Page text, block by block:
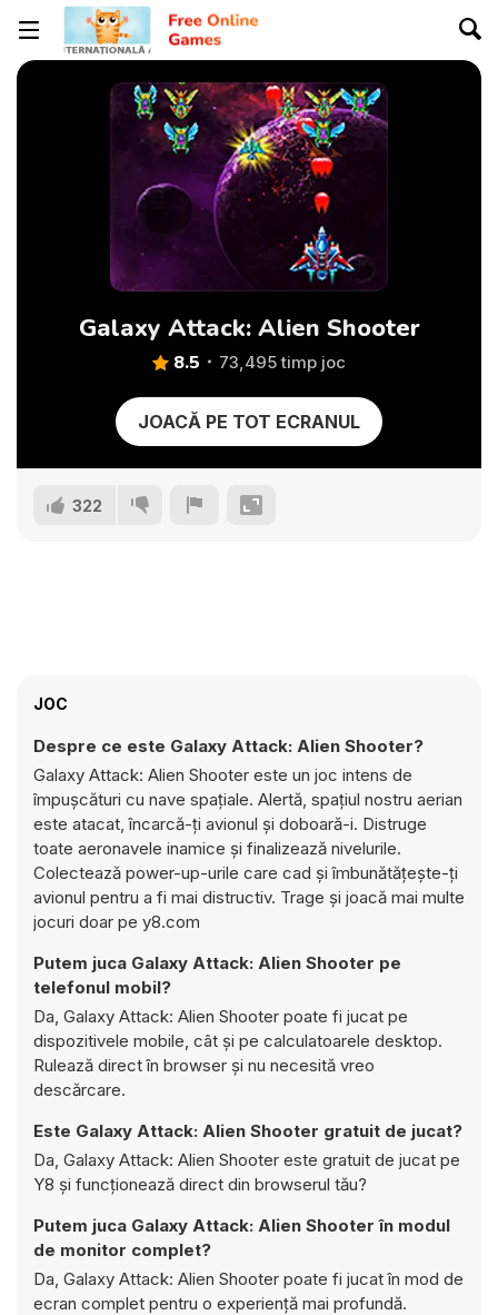
Galaxy Attack: Alien Shooter
8.5 73,495 timp joc
JOACĂ PE TOT ECRANUL
322
JOC
Despre ce este Galaxy Attack: Alien Shooter?
Galaxy Attack: Alien Shooter este un joc intens de
împușcături cu nave spațiale. Alertă, spațiul nostru aerian
este atacat, încarcă-ți avionul și doboară-i. Distruge
toate aeronavele inamice și finalizează nivelurile.
Colectează power-up-urile care cad și îmbunătățește-ți
avionul pentru a fi mai distructiv. Trage și joacă mai multe
jocuri doar pe y8.com
Putem juca Galaxy Attack: Alien Shooter pe
telefonul mobil?
Da, Galaxy Attack: Alien Shooter poate fi jucat pe
dispozitivele mobile, cât și pe calculatoarele desktop.
Rulează direct în browser și nu necesită vreo
descărcare.
Este Galaxy Attack: Alien Shooter gratuit de jucat?
Da, Galaxy Attack: Alien Shooter este gratuit de jucat pe
Y8 și funcționează direct din browserul tău?
Putem juca Galaxy Attack: Alien Shooter în modul
de monitor complet?
Da, Galaxy Attack: Alien Shooter poate fi jucat în mod de
ecran complet pentru o experiență mai profundă.